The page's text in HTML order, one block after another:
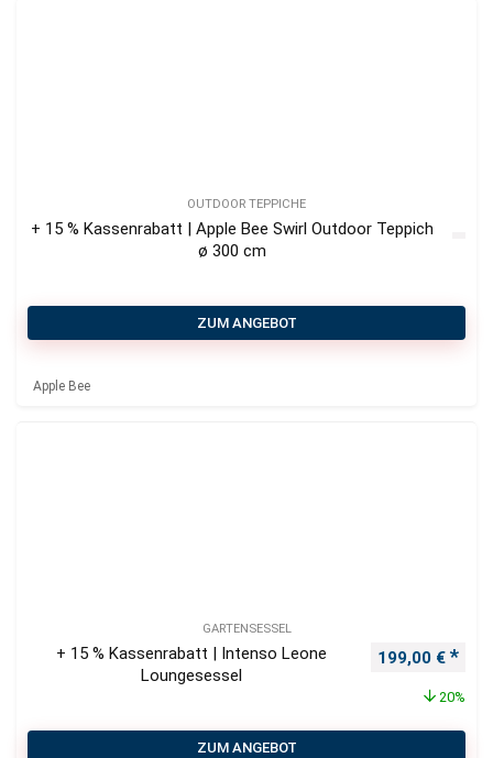
OUTDOOR TEPPICHE
+ 15 % Kassenrabatt | Apple Bee Swirl Outdoor Teppich
ø 300 cm
ZUM ANGEBOT
Apple Bee
GARTENSESSEL
+ 15 % Kassenrabatt | Intenso Leone
Loungesessel
199,00 €
20%
ZUM ANGEBOT